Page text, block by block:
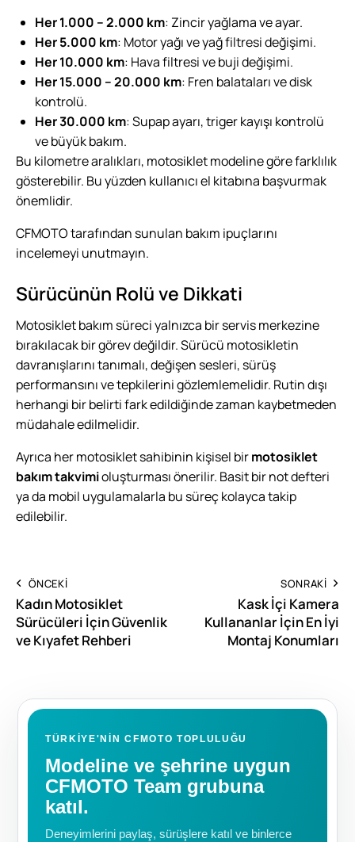
Her 1.000 – 2.000 km: Zincir yağlama ve ayar.
Her 5.000 km: Motor yağı ve yağ filtresi değişimi.
Her 10.000 km: Hava filtresi ve buji değişimi.
Her 15.000 – 20.000 km: Fren balataları ve disk
kontrolü.
Her 30.000 km: Supap ayarı, triger kayışı kontrolü
ve büyük bakım.
Bu kilometre aralıkları, motosiklet modeline göre farklılık
gösterebilir. Bu yüzden kullanıcı el kitabına başvurmak
önemlidir.
CFMOTOtarafından sunulan bakım ipuçlarını
incelemeyi unutmayın.
Sürücünün Rolü ve Dikkati
Motosiklet bakım süreci yalnızca bir servis merkezine
bırakılacak bir görev değildir. Sürücü motosikletin
davranışlarını tanımalı, değişen sesleri, sürüş
performansını ve tepkilerini gözlemlemelidir. Rutin dışı
herhangi bir belirti fark edildiğinde zaman kaybetmeden
müdahale edilmelidir.
Ayrıca her motosiklet sahibinin kişisel birmotosiklet
bakım takvimioluşturması önerilir. Basit bir not defteri
ya da mobil uygulamalarla bu süreç kolayca takip
edilebilir.
ÖNCEKI
Kadın Motosiklet
Sürücüleri İçin Güvenlik
ve Kıyafet Rehberi
SONRAKI
Kask İçi Kamera
Kullananlar İçin En İyi
Montaj Konumları
TÜRKIYE'NIN CFMOTO TOPLULUĞU
Modeline ve şehrine uygun
CFMOTO Team grubuna
katıl.
Deneyimlerini paylaş, sürüşlere katıl ve binlerce